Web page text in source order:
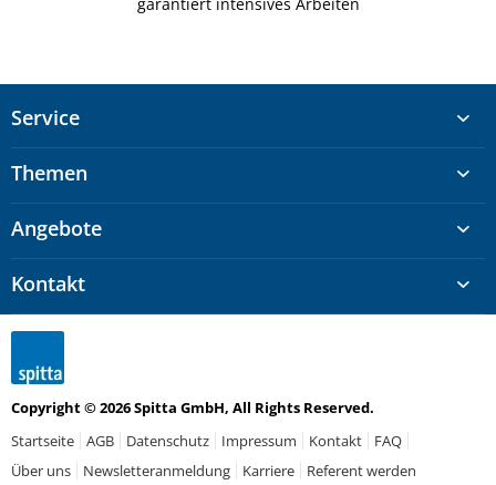
Service
Themen
Angebote
Kontakt
Copyright © 2026 Spitta GmbH, All Rights Reserved.
Startseite
AGB Datenschutz Impressum Kontakt
FAQ
Über uns
Newsletteranmeldung Karriere Referent werden